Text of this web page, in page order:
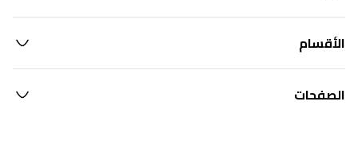
الأقسام
الصفحات